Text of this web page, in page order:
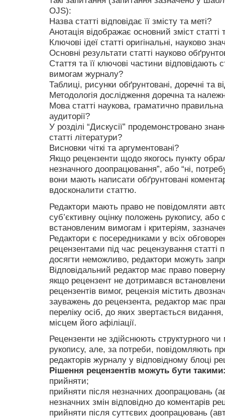
OJS):
Назва статті відповідає її змісту та меті?
Анотація відображає основний зміст статті
Ключові ідеї статті оригінальні, науково
Основні результати статті науково
Стаття та її ключові частини відповідають
вимогам журналу?
Таблиці, рисунки обґрунтовані, доречні та
Методологія дослідження доречна та
Мова статті наукова, граматично правильна
аудиторії?
У розділі “Дискусії” продемонстровано
статті літератури?
Висновки чіткі та аргументовані?
Якщо рецензенти щодо якогось пункту
незначного доопрацювання”, або “ні,
вони мають написати обґрунтовані
вдосконалити статтю.
Редактори мають право не повідомляти
суб’єктивну оцінку положень рукопису, або
встановленим вимогам і критеріям,
Редактори є посередниками у всіх
рецензентами під час рецензування статті
досягти неможливо, редактори можуть
Відповідальний редактор має право
якщо рецензент не дотримався
рецензентів вимог, рецензія містить
зауважень до рецензента, редактор має
переліку осіб, до яких звертається
місцем його афіліації.
Рецензенти не здійснюють структурного чи
рукопису, але, за потреби, повідомляють
редакторів журналу у відповідному блоці
Рішення рецензентів можуть бути
прийняти;
прийняти після незначних доопрацювань
незначних змін відповідно до коментарів
прийняти після суттєвих доопрацювань